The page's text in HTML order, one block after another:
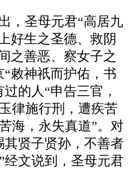
，圣母元君“高居九
好生之圣德、救阴
之善恶、察女子之
“敕神祇而护佑，书
的人“申告三官，
律施行刑，遭疾苦
海，永失真道”。对
贤子贤孙，不善者
文说到，圣母元君